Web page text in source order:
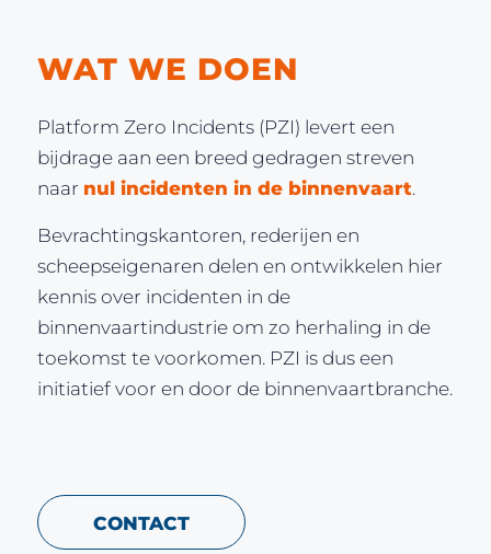
WAT WE DOEN
Platform Zero Incidents (PZI) levert een
bijdrage aan een breed gedragen streven
naar nul incidenten in de binnenvaart.
Bevrachtingskantoren, rederijen en
scheepseigenaren delen en ontwikkelen hier
kennis over incidenten in de
binnenvaartindustrie om zo herhaling in de
toekomst te voorkomen. PZI is dus een
initiatief voor en door de binnenvaartbranche.
CONTACT